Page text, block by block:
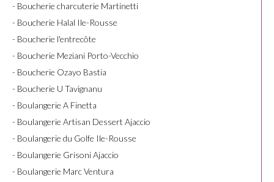
- Boucherie charcuterie Martinetti
- Boucherie Halal Ile-Rousse
- Boucherie l'entrecôte
- Boucherie Meziani Porto-Vecchio
- Boucherie Ozayo Bastia
- Boucherie U Tavignanu
- Boulangerie A Finetta
- Boulangerie Artisan Dessert Ajaccio
- Boulangerie du Golfe Ile-Rousse
- Boulangerie Grisoni Ajaccio
- Boulangerie Marc Ventura